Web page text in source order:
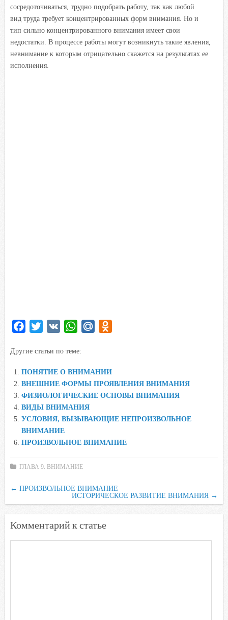
сосредоточиваться, трудно подобрать работу, так как любой
вид труда требует концентрированных форм внимания. Но и
тип сильно концентрированного внимания имеет свои
недостатки. В процессе работы могут возникнуть такие явления,
невнимание к которым отрицательно скажется на результатах ее
исполнения.
c
b
o
o
k
i
t
e
r
W
a
s
A
p
p
.
R
k
l
s
n
i
Другие статьи по теме:
ПОНЯТИЕ О ВНИМАНИИ
ВНЕШНИЕ ФОРМЫ ПРОЯВЛЕНИЯ ВНИМАНИЯ
ФИЗИОЛОГИЧЕСКИЕ ОСНОВЫ ВНИМАНИЯ
ВИДЫ ВНИМАНИЯ
УСЛОВИЯ, ВЫЗЫВАЮЩИЕ НЕПРОИЗВОЛЬНОЕ
ВНИМАНИЕ
ПРОИЗВОЛЬНОЕ ВНИМАНИЕ
ГЛАВА 9. ВНИМАНИЕ
← ПРОИЗВОЛЬНОЕ ВНИМАНИЕ
ИСТОРИЧЕСКОЕ РАЗВИТИЕ ВНИМАНИЯ →
Комментарий к статье